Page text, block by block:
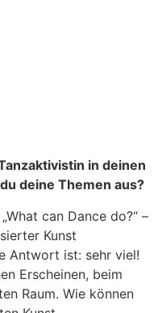
in deinen
deine Themen aus?
can Dance do?“ –
Kunst
Antwort ist: sehr viel!
Erscheinen, beim
Raum. Wie können